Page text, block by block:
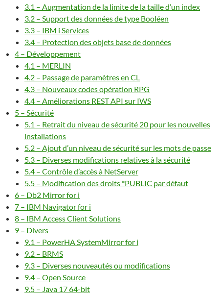
3.1 – Augmentation de la limite de la taille d’un index
3.2 – Support des données de type Booléen
3.3 – IBM i Services
3.4 – Protection des objets base de données
4 – Développement
4.1 – MERLIN
4.2 – Passage de paramètres en CL
4.3 – Nouveaux codes opération RPG
4.4 – Améliorations REST API sur IWS
5 – Sécurité
5.1 – Retrait du niveau de sécurité 20 pour les nouvelles
installations
5.2 – Ajout d’un niveau de sécurité sur les mots de passe
5.3 – Diverses modifications relatives à la sécurité
5.4 – Contrôle d’accès à NetServer
5.5 – Modification des droits *PUBLIC par défaut
6 – Db2 Mirror for i
7 – IBM Navigator for i
8 – IBM Access Client Solutions
9 – Divers
9.1 – PowerHA SystemMirror for i
9.2 – BRMS
9.3 – Diverses nouveautés ou modifications
9.4 – Open Source
9.5 – Java 17 64-bit